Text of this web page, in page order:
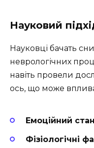
Науковий
Науковці бачать
неврологічних
навіть провели
ось, що може
Емоційний
Фізіологічні